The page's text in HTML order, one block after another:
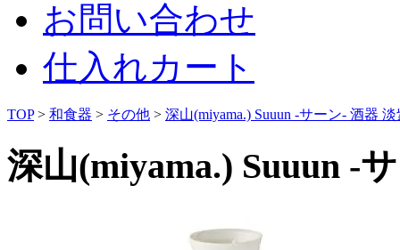
お問い合わせ
仕入れカート
TOP> 和食器 > その他 > 深山(miyama.) Suuun -サーン- 酒器
深山(miyama.) Suuun -